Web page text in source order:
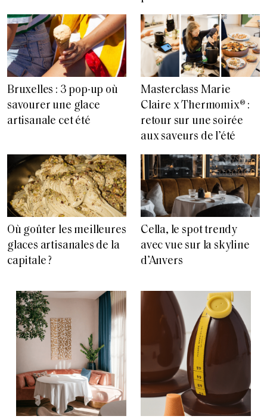
Bruxelles : 3 pop-up où
savourer une glace
artisanale cet été
Masterclass Marie
Claire x Thermomix® :
retour sur une soirée
aux saveurs de l’été
Où goûter les meilleures
glaces artisanales de la
capitale ?
Cella, le spot trendy
avec vue sur la skyline
d’Anvers